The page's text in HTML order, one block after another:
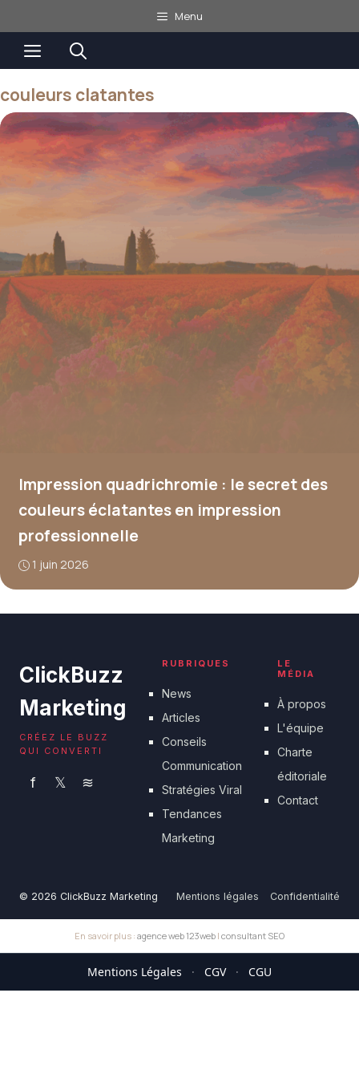
au
contenu
Menu
Menu
couleurs clatantes
Impression quadrichromie : le secret des
couleurs éclatantes en impression
professionnelle
1 juin 2026
ClickBuzz
Marketing
CRÉEZ LE BUZZ
QUI CONVERTI
f 𝕏 ≋
RUBRIQUES
News
Articles
Conseils
Communication
Stratégies Viral
Tendances
Marketing
LE
MÉDIA
À propos
L'équipe
Charte
éditoriale
Contact
© 2026 ClickBuzz Marketing Mentions légales Confidentialité
En savoir plus : agence web 123web | consultant SEO
Mentions Légales · CGV · CGU